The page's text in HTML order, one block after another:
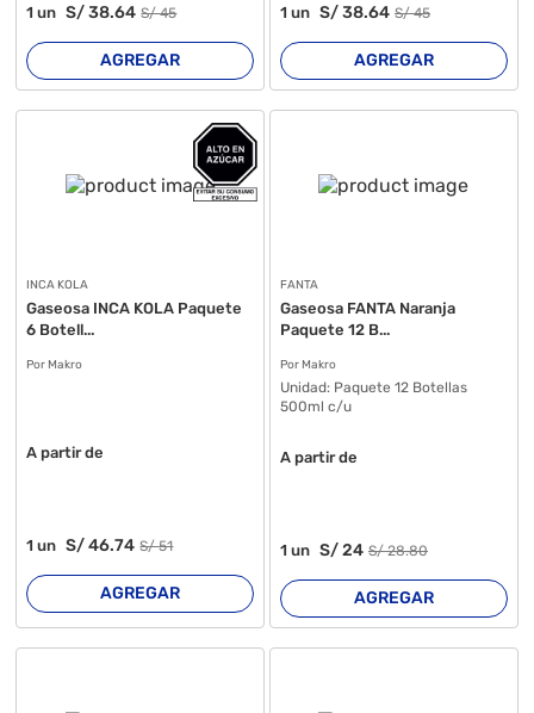
1un S/38.64 S/45
AGREGAR
1 un S/38.64 S/45
AGREGAR
INCA KOLA
Gaseosa INCA KOLA Paquete
6 Botell...
Por Makro
A partir de
1un S/46.74 S/51
AGREGAR
FANTA
Gaseosa FANTA Naranja
Paquete 12 B...
Por Makro
Unidad: Paquete 12 Botellas
500ml c/u
A partir de
1 un S/24 S/28.80
AGREGAR